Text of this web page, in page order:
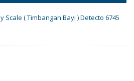
Scale ( Timbangan Bayi ) Detecto 6745